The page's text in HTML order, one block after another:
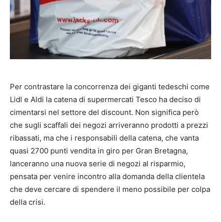
Per contrastare la concorrenza dei giganti tedeschi come
Lidl e Aldi la catena di supermercati Tesco ha deciso di
cimentarsi nel settore del discount. Non significa però
che sugli scaffali dei negozi arriveranno prodotti a prezzi
ribassati, ma che i responsabili della catena, che vanta
quasi 2700 punti vendita in giro per Gran Bretagna,
lanceranno una nuova serie di negozi al risparmio,
pensata per venire incontro alla domanda della clientela
che deve cercare di spendere il meno possibile per colpa
della crisi.